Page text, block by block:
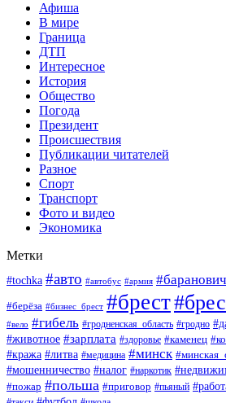
Афиша
В мире
Граница
ДТП
Интересное
История
Общество
Погода
Президент
Происшествия
Публикации читателей
Разное
Спорт
Транспорт
Фото и видео
Экономика
Метки
#tochka #авто #автобус #армия
#берёза #бизнес_брест #брест
#вело #гибель #гродненская_область #гродно
#животное #зарплата #здоровье #каменец
#кража #литва #медицина #минск
#мошенничество #налог #наркотик
#пожар #польша #приговор #пьяный